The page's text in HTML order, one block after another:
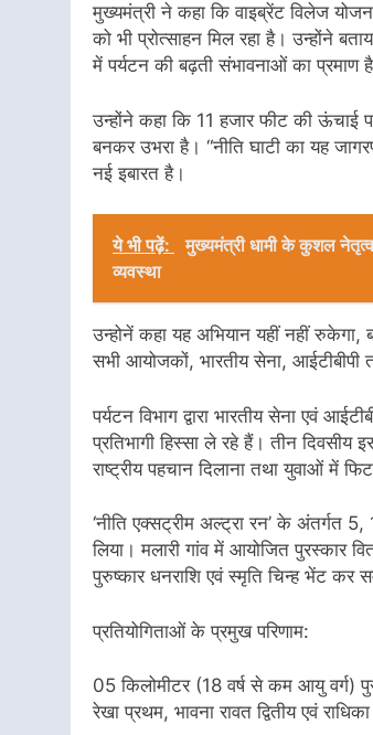
मुख्यमंत्री ने कहा कि वाइब्रेंट विलेज
को भी प्रोत्साहन मिल रहा है। उन्होंने
में पर्यटन की बढ़ती संभावनाओं का प्रमाण
उन्होंने कहा कि 11 हजार फीट की
बनकर उभरा है। “नीति घाटी का यह
नई इबारत है।
ये भी पढ़ें:
मुख्यमंत्री धामी के कुशल
व्यवस्था
उन्होनें कहा यह अभियान यहीं नहीं
सभी आयोजकों, भारतीय सेना, आईटीबीपी
पर्यटन विभाग द्वारा भारतीय सेना
प्रतिभागी हिस्सा ले रहे हैं। तीन दिवसीय
राष्ट्रीय पहचान दिलाना तथा युवाओं में
‘नीति एक्सट्रीम अल्ट्रा रन’ के अंतर्गत
लिया। मलारी गांव में आयोजित पुरस्कार
पुरुष्कार धनराशि एवं स्मृति चिन्ह भेंट कर
प्रतियोगिताओं के प्रमुख परिणाम:
05 किलोमीटर (18 वर्ष से कम आयु वर्ग)
रेखा प्रथम, भावना रावत द्वितीय एवं